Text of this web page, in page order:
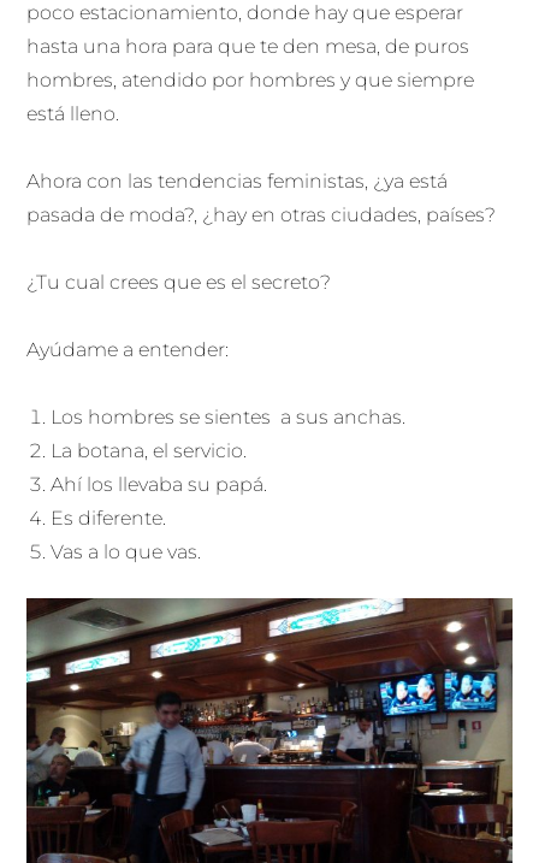
poco estacionamiento, donde hay que esperar
hasta una hora para que te den mesa, de puros
hombres, atendido por hombres y que siempre
está lleno.
Ahora con las tendencias feministas, ¿ya está
pasada de moda?, ¿hay en otras ciudades, países?
¿Tu cual crees que es el secreto?
Ayúdame a entender:
Los hombres se sientes a sus anchas.
La botana, el servicio.
Ahí los llevaba su papá.
Es diferente.
Vas a lo que vas.